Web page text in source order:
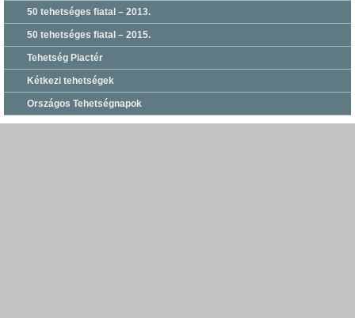
50 tehetséges fiatal – 2013.
50 tehetséges fiatal – 2015.
Tehetség Piactér
Kétkezi tehetségek
Országos Tehetségnapok